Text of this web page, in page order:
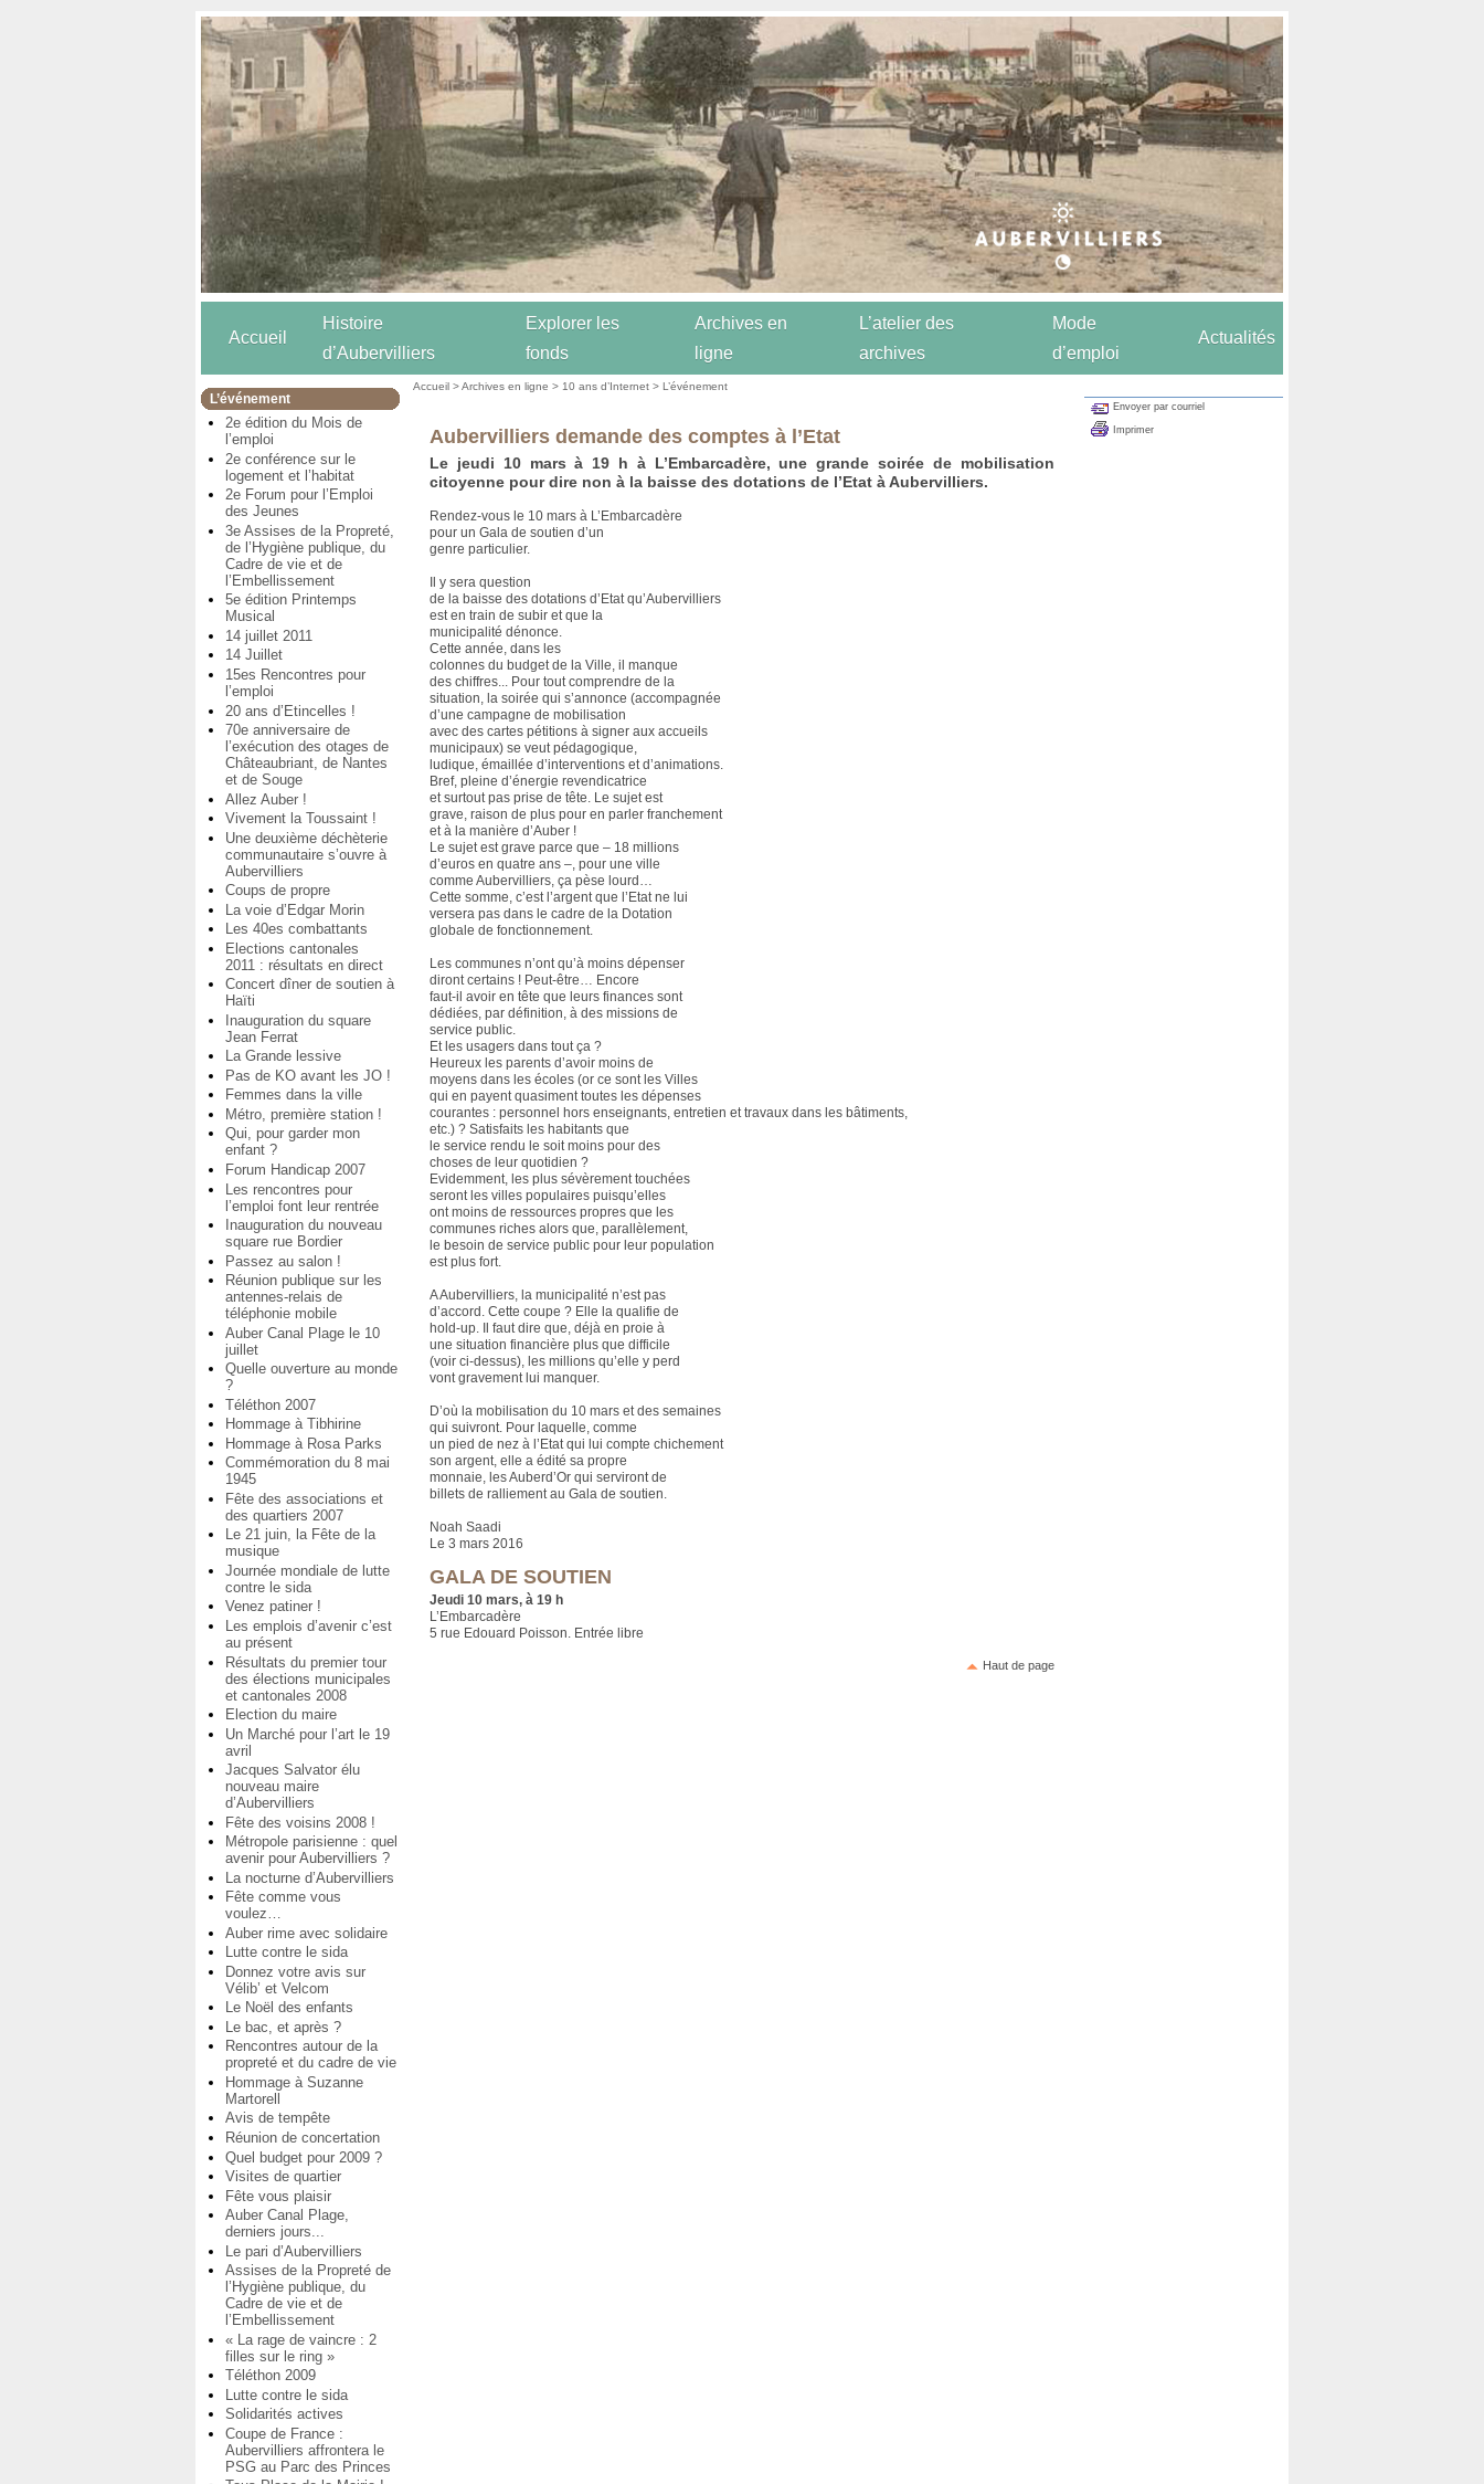
Accueil
Histoire
d’Aubervilliers
Explorer les
fonds
Archives en
ligne
L’atelier des
archives
Mode
d’emploi
Actualités
L’événement
2e édition du Mois de
l’emploi
2e conférence sur le
logement et l’habitat
2e Forum pour l’Emploi
des Jeunes
3e Assises de la Propreté,
de l’Hygiène publique, du
Cadre de vie et de
l’Embellissement
5e édition Printemps
Musical
14 juillet 2011
14 Juillet
15es Rencontres pour
l’emploi
20 ans d’Etincelles !
70e anniversaire de
l’exécution des otages de
Châteaubriant, de Nantes
et de Souge
Allez Auber !
Vivement la Toussaint !
Une deuxième déchèterie
communautaire s’ouvre à
Aubervilliers
Coups de propre
La voie d’Edgar Morin
Les 40es combattants
Elections cantonales
2011 : résultats en direct
Concert dîner de soutien à
Haïti
Inauguration du square
Jean Ferrat
La Grande lessive
Pas de KO avant les JO !
Femmes dans la ville
Métro, première station !
Qui, pour garder mon
enfant ?
Forum Handicap 2007
Les rencontres pour
l’emploi font leur rentrée
Inauguration du nouveau
square rue Bordier
Passez au salon !
Réunion publique sur les
antennes-relais de
téléphonie mobile
Auber Canal Plage le 10
juillet
Quelle ouverture au monde
?
Téléthon 2007
Hommage à Tibhirine
Hommage à Rosa Parks
Commémoration du 8 mai
1945
Fête des associations et
des quartiers 2007
Le 21 juin, la Fête de la
musique
Journée mondiale de lutte
contre le sida
Venez patiner !
Les emplois d’avenir c’est
au présent
Résultats du premier tour
des élections municipales
et cantonales 2008
Election du maire
Un Marché pour l’art le 19
avril
Jacques Salvator élu
nouveau maire
d’Aubervilliers
Fête des voisins 2008 !
Métropole parisienne : quel
avenir pour Aubervilliers ?
La nocturne d’Aubervilliers
Fête comme vous
voulez…
Auber rime avec solidaire
Lutte contre le sida
Donnez votre avis sur
Vélib’ et Velcom
Le Noël des enfants
Le bac, et après ?
Rencontres autour de la
propreté et du cadre de vie
Hommage à Suzanne
Martorell
Avis de tempête
Réunion de concertation
Quel budget pour 2009 ?
Visites de quartier
Fête vous plaisir
Auber Canal Plage,
derniers jours...
Le pari d’Aubervilliers
Assises de la Propreté de
l’Hygiène publique, du
Cadre de vie et de
l’Embellissement
« La rage de vaincre : 2
filles sur le ring »
Téléthon 2009
Lutte contre le sida
Solidarités actives
Coupe de France :
Aubervilliers affrontera le
PSG au Parc des Princes
Accueil >Archives en ligne > 10 ans d’Internet >L’événement
Aubervilliers demande des comptes à l’Etat
Le jeudi 10 mars à 19 h à L’Embarcadère, une grande soirée de mobilisation
citoyenne pour dire non à la baisse des dotations de l’Etat à Aubervilliers.
Rendez-vous le 10 mars à L’Embarcadère
pour un Gala de soutien d’un
genre particulier.
Il y sera question
de la baisse des dotations d’Etat qu’Aubervilliers
est en train de subir et que la
municipalité dénonce.
Cette année, dans les
colonnes du budget de la Ville, il manque
des chiffres... Pour tout comprendre de la
situation, la soirée qui s’annonce (accompagnée
d’une campagne de mobilisation
avec des cartes pétitions à signer aux accueils
municipaux) se veut pédagogique,
ludique, émaillée d’interventions et d’animations.
Bref, pleine d’énergie revendicatrice
et surtout pas prise de tête. Le sujet est
grave, raison de plus pour en parler franchement
et à la manière d’Auber !
Le sujet est grave parce que – 18 millions
d’euros en quatre ans –, pour une ville
comme Aubervilliers, ça pèse lourd…
Cette somme, c’est l’argent que l’Etat ne lui
versera pas dans le cadre de la Dotation
globale de fonctionnement.
Les communes n’ont qu’à moins dépenser
diront certains ! Peut-être… Encore
faut-il avoir en tête que leurs finances sont
dédiées, par définition, à des missions de
service public.
Et les usagers dans tout ça ?
Heureux les parents d’avoir moins de
moyens dans les écoles (or ce sont les Villes
qui en payent quasiment toutes les dépenses
courantes : personnel hors enseignants, entretien et travaux dans les bâtiments,
etc.) ? Satisfaits les habitants que
le service rendu le soit moins pour des
choses de leur quotidien ?
Evidemment, les plus sévèrement touchées
seront les villes populaires puisqu’elles
ont moins de ressources propres que les
communes riches alors que, parallèlement,
le besoin de service public pour leur population
est plus fort.
A Aubervilliers, la municipalité n’est pas
d’accord. Cette coupe ? Elle la qualifie de
hold-up. Il faut dire que, déjà en proie à
une situation financière plus que difficile
(voir ci-dessus), les millions qu’elle y perd
vont gravement lui manquer.
D’où la mobilisation du 10 mars et des semaines
qui suivront. Pour laquelle, comme
un pied de nez à l’Etat qui lui compte chichement
son argent, elle a édité sa propre
monnaie, les Auberd’Or qui serviront de
billets de ralliement au Gala de soutien.
Noah Saadi
Le 3 mars 2016
GALA DE SOUTIEN
Jeudi 10 mars, à 19 h
L’Embarcadère
5 rue Edouard Poisson. Entrée libre
Haut de page
Envoyer par courriel
Imprimer